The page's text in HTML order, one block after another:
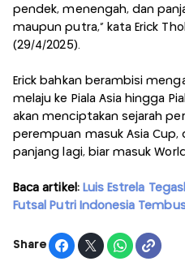
pendek, menengah, dan
maupun putra," kata Erick
(29/4/2025).
Erick bahkan berambisi
melaju ke Piala Asia hingga
akan menciptakan sejarah
perempuan masuk Asia
panjang lagi, biar masuk
Baca artikel: Luis Estrela
Futsal Putri Indonesia
Share